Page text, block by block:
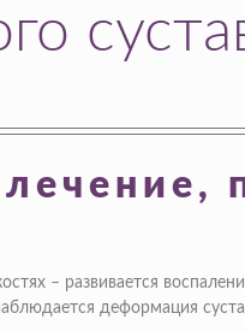
– развивается
деформация